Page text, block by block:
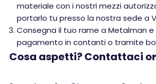
materiale con i nostri mezzi
portarlo tu presso la nostra sede a
Consegna il tuo rame a Metalman e
pagamento in contanti o tramite
Cosa aspetti? Contattaci